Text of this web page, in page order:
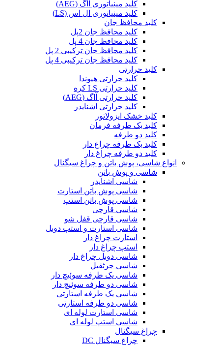
کلید مینیاتوری آاگ (AEG)
کلید مینیاتوری ال اس (LS)
کلید محافظ جان
کلید محافظ جان 2پل
کلید محافظ جان 4 پل
کلید محافظ جان ترکیبی 2 پل
کلید محافظ جان ترکیبی 4 پل
کلید حرارتی
کلید حرارتی هیوندا
کلید حرارتی LS کره
کلید حرارتی آاگ (AEG)
کلید حرارتی اشنایدر
کلید خشک ایزولاتور
کلید یک طرفه فرمان
کلید دو طرفه
کلید یک طرفه چراغ دار
کلید دو طرفه چراغ دار
انواع شاسی، پوش باتن و چراغ سیگنال
شاسی و پوش باتن
شاسی اشنایدر
شاسی پوش باتن استارت
شاسی پوش باتن استپ
شاسی قارچی
شاسی قارچی قفل شو
شاسی استارت و استپ دوبل
استارت چراغ دار
استپ چراغ دار
شاسی دوبل چراغ دار
شاسی جرثقیل
شاسی یک طرفه سوئیچ دار
شاسی دو طرفه سوئیچ دار
شاسی یک طرفه استارتی
شاسی دو طرفه استارتی
شاسی استارت لوله ای
شاسی استپ لوله ای
چراغ سیگنال
چراغ سیگنال DC